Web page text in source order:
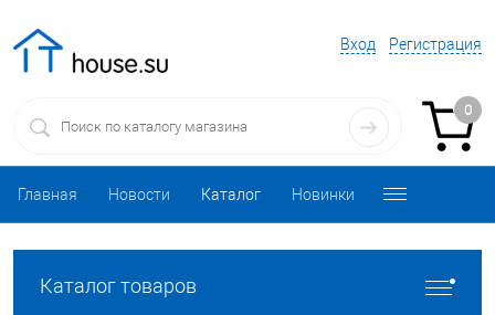
Вход Регистрация
0
Главная Новости Каталог Новинки
Каталог товаров